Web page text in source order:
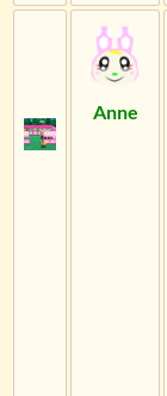
Anne